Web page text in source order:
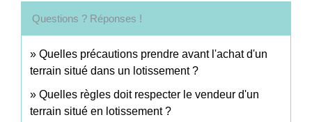
Questions ? Réponses !
Quelles précautions prendre avant l'achat d'un
terrain situé dans un lotissement ?
Quelles règles doit respecter le vendeur d'un
terrain situé en lotissement ?